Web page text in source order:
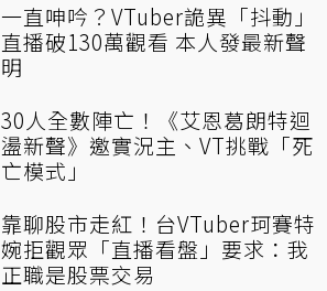
一直呻吟？VTuber詭異「抖動」
直播破130萬觀看 本人發最新聲
明
30人全數陣亡！《艾恩葛朗特迴
盪新聲》邀實況主、VT挑戰「死
亡模式」
靠聊股市走紅！台VTuber珂賽特
婉拒觀眾「直播看盤」要求：我
正職是股票交易